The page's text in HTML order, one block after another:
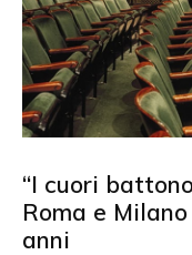
“I cuori
Roma e
anni